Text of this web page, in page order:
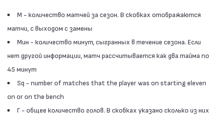
М - количество матчей за сезон. В скобках отображаются
матчи, с выходом с замены
Мин - количество минут, сыгранных в течение сезона. Если
нет другой информации, матч рассчитывается как два тайма по
45 минут
Sq - number of matches that the player was on starting eleven
on or on the bench
Г - общее количество голов. В скобках указано сколько из них